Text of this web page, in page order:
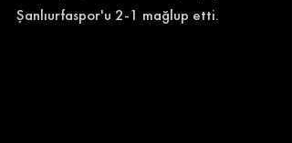
Şanlıurfaspor'u 2-1 mağlup etti.